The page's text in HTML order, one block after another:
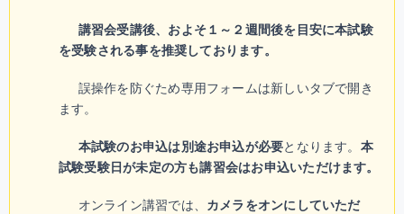
講習会受講後、およそ１～２週間後を目安に本試験
を受験される事を推奨しております。
誤操作を防ぐため専用フォームは新しいタブで開き
ます。
本試験のお申込は別途お申込が必要となります。 本
試験受験日が未定の方も講習会はお申込いただけます。
オンライン講習では、 カメラをオンにしていただ